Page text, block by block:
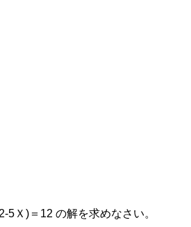
5Ｘ)＝12 の解を求めなさい。